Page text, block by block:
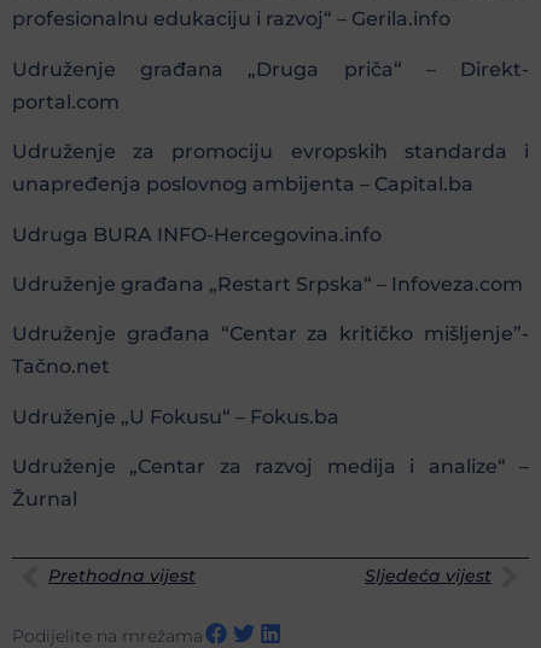
profesionalnu edukaciju i razvoj“ – Gerila.info
Udruženje građana „Druga priča“ – Direkt-
portal.com
Udruženje za promociju evropskih standarda i
unapređenja poslovnog ambijenta – Capital.ba
Udruga BURA INFO-Hercegovina.info
Udruženje građana „Restart Srpska“ – Infoveza.com
Udruženje građana “Centar za kritičko mišljenje”-
Tačno.net
Udruženje „U Fokusu“ – Fokus.ba
Udruženje „Centar za razvoj medija i analize“ –
Žurnal
Prethodna vijest Sljedeća vijest
Podijelite na mrežama